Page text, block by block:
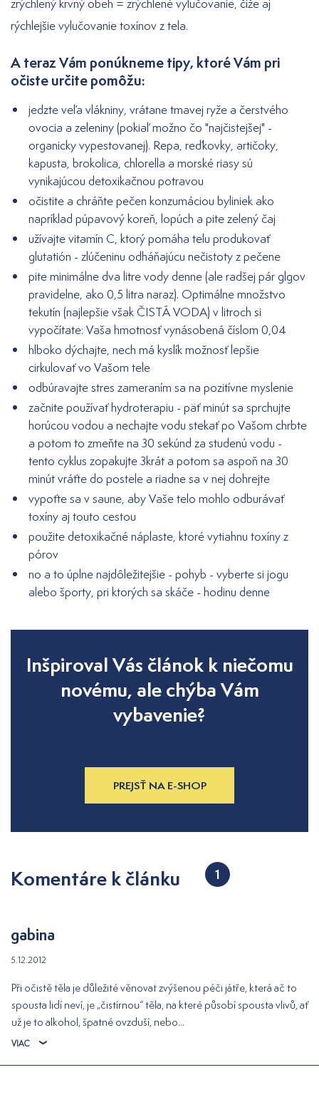
zrýchlený krvný obeh = zrýchlené vylučovanie, čiže aj
rýchlejšie vylučovanie toxínov z tela.
A teraz Vám ponúkneme tipy, ktoré Vám pri
očiste určite pomôžu:
jedzte veľa vlákniny, vrátane tmavej ryže a čerstvého
ovocia a zeleniny (pokiaľ možno čo "najčistejšej" -
organicky vypestovanej). Repa, reďkovky, artičoky,
kapusta, brokolica, chlorella a morské riasy sú
vynikajúcou detoxikačnou potravou
očistite a chráňte pečen konzumáciou byliniek ako
napríklad púpavový koreň, lopúch a pite zelený čaj
užívajte vitamín C, ktorý pomáha telu produkovať
glutatión - zlúčeninu odháňajúcu nečistoty z pečene
pite minimálne dva litre vody denne (ale radšej pár glgov
pravidelne, ako 0,5 litra naraz). Optimálne množstvo
tekutín (najlepšie však ČISTÁ VODA) v litroch si
vypočítate: Vaša hmotnosť vynásobená číslom 0,04
hlboko dýchajte, nech má kyslík možnosť lepšie
cirkulovať vo Vašom tele
odbúravajte stres zameraním sa na pozitívne myslenie
začnite používať hydroterapiu - päť minút sa sprchujte
horúcou vodou a nechajte vodu stekať po Vašom chrbte
a potom to zmeňte na 30 sekúnd za studenú vodu -
tento cyklus zopakujte 3krát a potom sa aspoň na 30
minút vráťte do postele a riadne sa v nej dohrejte
vypoťte sa v saune, aby Vaše telo mohlo odburávať
toxíny aj touto cestou
použite detoxikačné náplaste, ktoré vytiahnu toxíny z
pórov
no a to úplne najdôležitejšie - pohyb - vyberte si jogu
alebo športy, pri ktorých sa skáče - hodinu denne
Inšpiroval Vás článok k niečomu
novému, ale chýba Vám
vybavenie?
PREJSŤ NA E-SHOP
Komentáre k článku 1
gabina
5.12.2012
Při očistě těla je důležité věnovat zvýšenou péči játře, která ač to
spousta lidí neví, je „čistírnou“ těla, na které působí spousta vlivů, ať
už je to alkohol, špatné ovzduší, nebo...
VIAC